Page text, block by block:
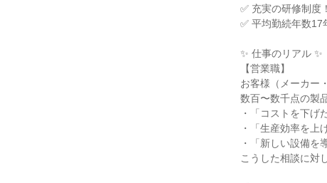
✅ 充実の研修制度
✅ 平均勤続年数17
✨ 仕事のリアル ✨
【営業職】
お客様（メーカー
数百〜数千点の製
・「コストを下げ
・「生産効率を上
・「新しい設備を
こうした相談に対